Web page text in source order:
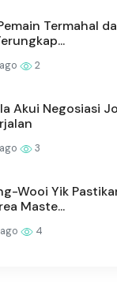
Termahal
2
Akui Negosiasi
3
Wooi Yik
Maste...
4